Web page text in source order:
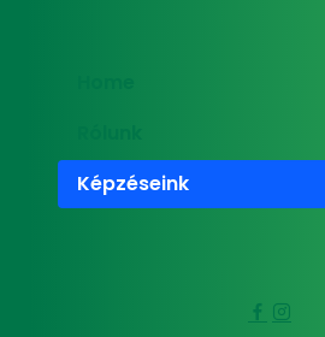
Képzéseink